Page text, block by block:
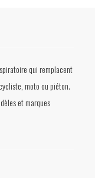
qui remplacent
moto ou piéton.
et marques